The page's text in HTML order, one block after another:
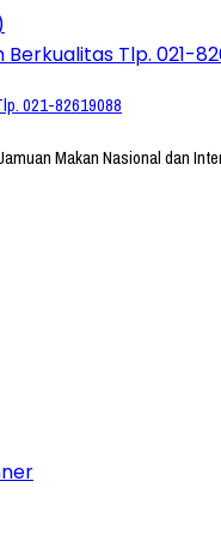
021-82619088
Makan Nasional dan